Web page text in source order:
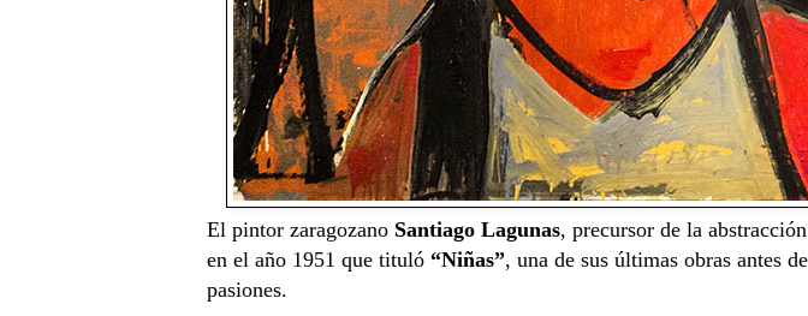
El pintor zaragozano Santiago Lagunas, precursor de la
en el año 1951 que tituló “Niñas”, una de sus últimas obras antes
pasiones.